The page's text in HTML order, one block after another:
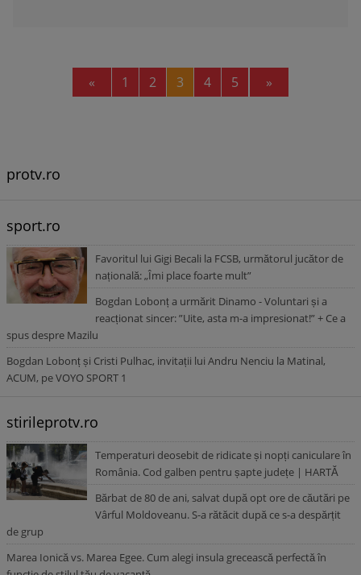
« Previous
1 2 3 4 5 »
protv.ro
sport.ro
Favoritul lui Gigi Becali la FCSB, următorul jucător de
națională: „Îmi place foarte mult”
Bogdan Lobonț a urmărit Dinamo - Voluntari și a
reacționat sincer: ”Uite, asta m-a impresionat!” + Ce a
spus despre Mazilu
Bogdan Lobonț și Cristi Pulhac, invitații lui Andru Nenciu la Matinal,
ACUM, pe VOYO SPORT 1
stirileprotv.ro
Temperaturi deosebit de ridicate și nopți caniculare în
România. Cod galben pentru șapte județe | HARTĂ
Bărbat de 80 de ani, salvat după opt ore de căutări pe
Vârful Moldoveanu. S-a rătăcit după ce s-a despărțit
de grup
Marea Ionică vs. Marea Egee. Cum alegi insula grecească perfectă în